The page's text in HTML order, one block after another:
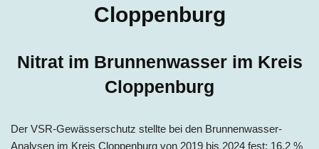
Cloppenburg
Nitrat im Brunnenwasser im Kreis
Cloppenburg
Der VSR-Gewässerschutz stellte bei den Brunnenwasser-
Analysen im Kreis Cloppenburg von 2019 bis 2024 fest: 16,2 %